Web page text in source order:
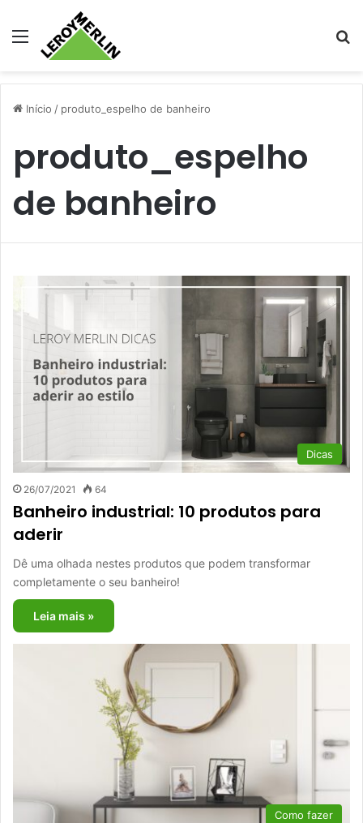
Menu
Início / produto_espelho de banheiro
produto_espelho
de banheiro
Dicas
26/07/2021 64
Banheiro industrial: 10 produtos para
aderir
Dê uma olhada nestes produtos que podem transformar
completamente o seu banheiro!
Leia mais »
Como fazer